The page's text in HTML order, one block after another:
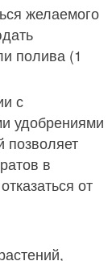
желаемого
полива (1
с
удобрениями
позволяет
в
от